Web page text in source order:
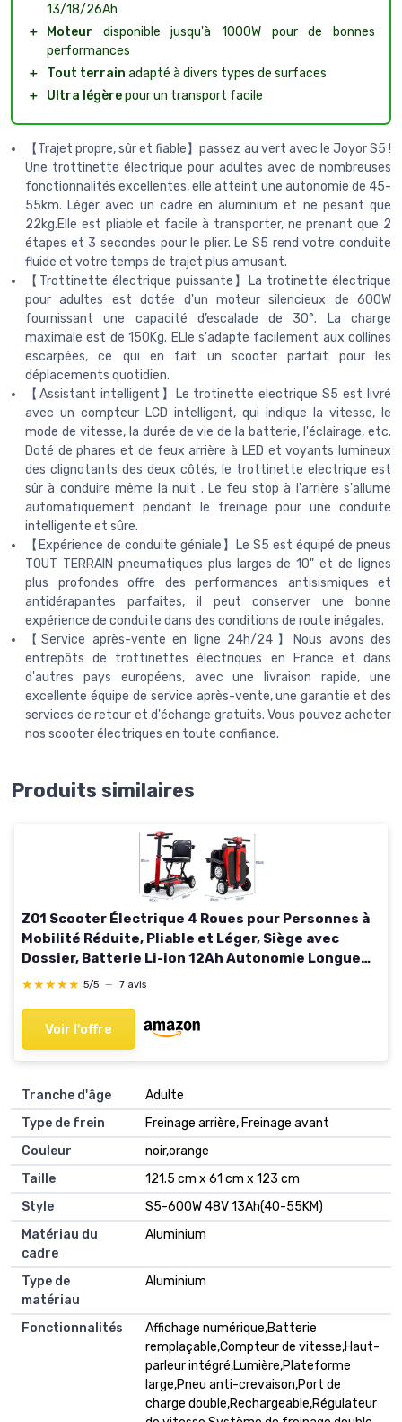
13/18/26Ah
＋
Moteur disponible jusqu'à 1000W pour de bonnes
performances
＋
Tout terrain adapté à divers types de surfaces
＋
Ultra légèrepour un transport facile
【Trajet propre, sûr et fiable】passez au vert avec le Joyor S5 !
Une trottinette électrique pour adultes avec de nombreuses
fonctionnalités excellentes, elle atteint une autonomie de 45-
55km. Léger avec un cadre en aluminium et ne pesant que
22kg.Elle est pliable et facile à transporter, ne prenant que 2
étapes et 3 secondes pour le plier. Le S5 rend votre conduite
fluide et votre temps de trajet plus amusant.
【Trottinette électrique puissante】La trotinette électrique
pour adultes est dotée d'un moteur silencieux de 600W
fournissant une capacité d’escalade de 30°. La charge
maximale est de 150Kg. ELle s'adapte facilement aux collines
escarpées, ce qui en fait un scooter parfait pour les
déplacements quotidien.
【Assistant intelligent】Le trotinette electrique S5 est livré
avec un compteur LCD intelligent, qui indique la vitesse, le
mode de vitesse, la durée de vie de la batterie, l'éclairage, etc.
Doté de phares et de feux arrière à LED et voyants lumineux
des clignotants des deux côtés, le trottinette electrique est
sûr à conduire même la nuit . Le feu stop à l'arrière s'allume
automatiquement pendant le freinage pour une conduite
intelligente et sûre.
【Expérience de conduite géniale】Le S5 est équipé de pneus
TOUT TERRAIN pneumatiques plus larges de 10" et de lignes
plus profondes offre des performances antisismiques et
antidérapantes parfaites, il peut conserver une bonne
expérience de conduite dans des conditions de route inégales.
【Service après-vente en ligne 24h/24】Nous avons des
entrepôts de trottinettes électriques en France et dans
d'autres pays européens, avec une livraison rapide, une
excellente équipe de service après-vente, une garantie et des
services de retour et d'échange gratuits. Vous pouvez acheter
nos scooter électriques en toute confiance.
Produits similaires
Z01 Scooter Électrique 4 Roues pour Personnes à
Mobilité Réduite, Pliable et Léger, Siège avec
Dossier, Batterie Li-ion 12Ah Autonomie Longue
20km, Sécurité Renforcée
★★★★★
★★★★★ 5/5 — 7 avis
Voir l'offre
Tranche d'âge
‎Adulte
Type de frein
‎Freinage arrière, Freinage avant
Couleur
‎noir,orange
Taille
‎121.5 cm x 61 cm x 123 cm
Style
‎S5-600W 48V 13Ah(40-55KM)
Matériau du
cadre
‎Aluminium
Type de
matériau
‎Aluminium
Fonctionnalités
‎Affichage numérique,Batterie
remplaçable,Compteur de vitesse,Haut-
parleur intégré,Lumière,Plateforme
large,Pneu anti-crevaison,Port de
charge double,Rechargeable,Régulateur